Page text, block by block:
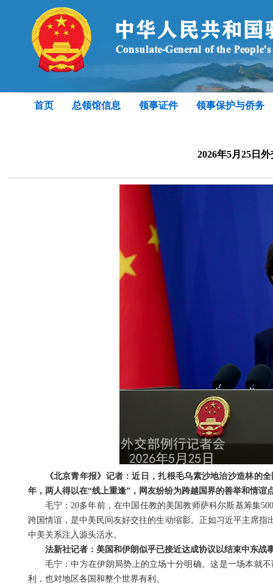
首页 总领馆信息 领事证件 领事保护与侨务
2026年5月25日
《北京青年报》记者：近日，扎根毛乌素沙地治沙造林的
年，两人得以在“线上重逢”，网友纷纷为跨越国界的善举和情谊
毛宁：20多年前，在中国任教的美国教师萨科尔斯基筹集
跨国情谊，是中美民间友好交往的生动缩影。正如习近平主席
中美关系注入源头活水。
法新社记者：美国和伊朗似乎已接近达成协议以结束中东
毛宁：中方在伊朗局势上的立场十分明确。这是一场本就
利，也对地区各国和整个世界有利。